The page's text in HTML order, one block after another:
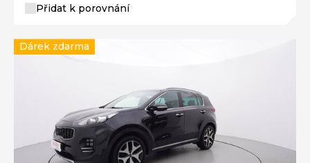
Přidat k porovnání
Dárek zdarma